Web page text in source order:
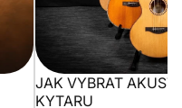
JAK VYBRAT
KYTARU